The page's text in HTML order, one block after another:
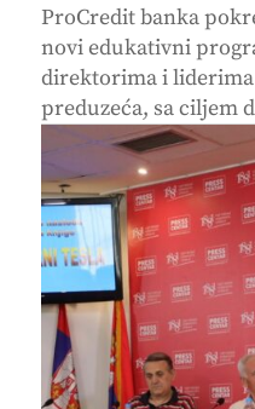
ProCredit banka
novi edukativni
direktorima i
preduzeća, sa ciljem